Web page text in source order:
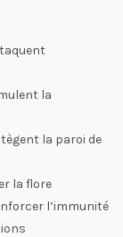
la
la paroi de
la flore
l’immunité